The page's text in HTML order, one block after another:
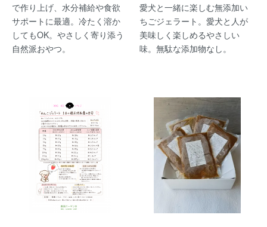
で作り上げ、水分補給や食欲
サポートに最適。冷たく溶か
してもOK。やさしく寄り添う
自然派おやつ。
愛犬と一緒に楽しむ無添加い
ちごジェラート。愛犬と人が
美味しく楽しめるやさしい
味。無駄な添加物なし。